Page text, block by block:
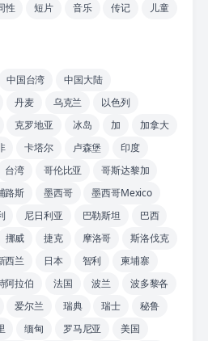
性 短片 音乐 传记
儿童
中国台湾
中国大陆
丹麦 乌克兰
以色列
克罗地亚 冰岛 加
加拿大
卡塔尔 卢森堡
印度
台湾 哥伦比亚
哥斯达黎加
路斯 墨西哥
墨西哥Mexico
尼日利亚 巴勒斯坦
巴西
挪威 捷克 摩洛哥
斯洛伐克
西兰 日本 智利
柬埔寨
阿拉伯 法国 波兰
波多黎各
爱尔兰 瑞典 瑞士
秘鲁
缅甸 罗马尼亚
美国